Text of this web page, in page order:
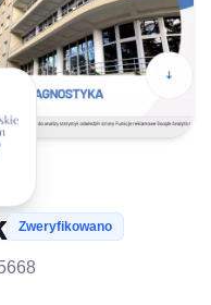
Zweryfikowano